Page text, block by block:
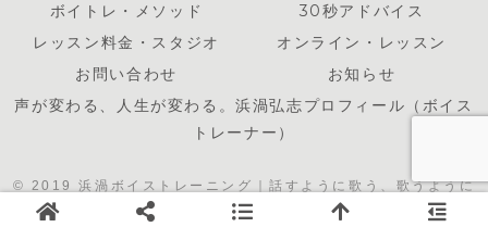
ボイトレ・メソッド
30秒アドバイス
レッスン料金・スタジオ
オンライン・レッスン
お問い合わせ
お知らせ
声が変わる、人生が変わる。浜渦弘志プロフィール（ボイス
トレーナー）
© 2019 浜渦ボイストレーニング｜話すように歌う、歌うように
話す。多ジャンル対応レッスン.